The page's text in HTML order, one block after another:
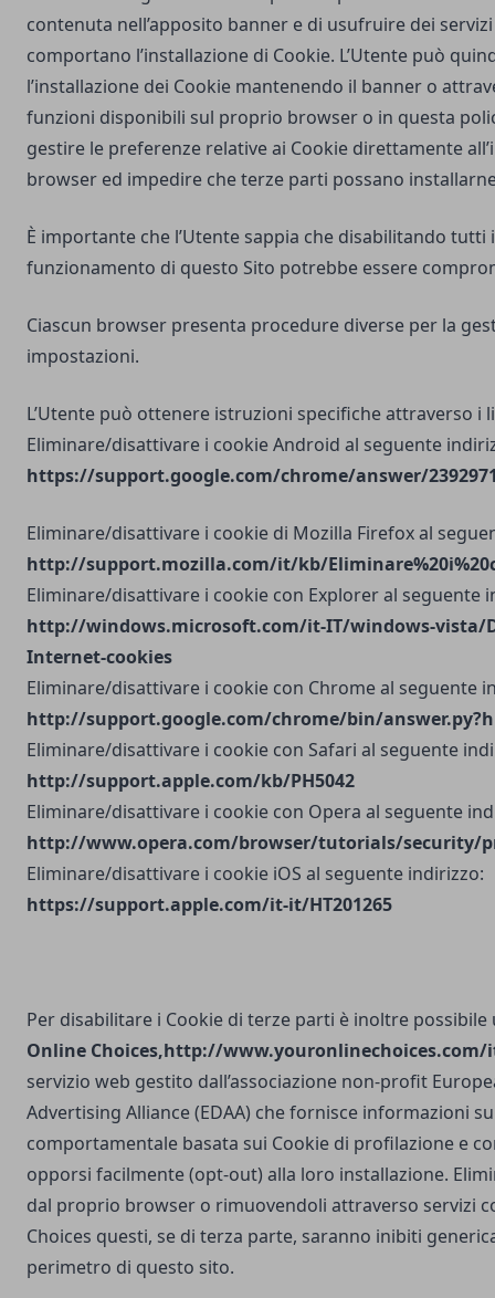
contenuta nell’apposito banner e di usufruire dei
comportano l’installazione di Cookie. L’Utente può
l’installazione dei Cookie mantenendo il banner o
funzioni disponibili sul proprio browser o in questa
gestire le preferenze relative ai Cookie direttamente
browser ed impedire che terze parti possano
È importante che l’Utente sappia che disabilitando tutti
funzionamento di questo Sito potrebbe essere
Ciascun browser presenta procedure diverse per la
impostazioni.
L’Utente può ottenere istruzioni specifiche attraverso i
Eliminare/disattivare i cookie Android al seguente
https://support.google.com/chrome/answer/
Eliminare/disattivare i cookie di Mozilla Firefox al
http://support.mozilla.com/it/kb/
Eliminare/disattivare i cookie con Explorer al seguente
http://windows.microsoft.com/it-IT/windows-vista/
Internet-cookies
Eliminare/disattivare i cookie con Chrome al seguente
http://support.google.com/chrome/bin/
Eliminare/disattivare i cookie con Safari al seguente
http://support.apple.com/kb/PH5042
Eliminare/disattivare i cookie con Opera al seguente
http://www.opera.com/browser/tutorials/security/
Eliminare/disattivare i cookie iOS al seguente indirizzo:
https://support.apple.com/it-it/HT201265
Per disabilitare i Cookie di terze parti è inoltre
Online Choices,http://www.youronlinechoices.com/
servizio web gestito dall’associazione non-profit
Advertising Alliance (EDAA) che fornisce informazioni
comportamentale basata sui Cookie di profilazione e
opporsi facilmente (opt-out) alla loro installazione.
dal proprio browser o rimuovendoli attraverso servizi
Choices questi, se di terza parte, saranno inibiti
perimetro di questo sito.